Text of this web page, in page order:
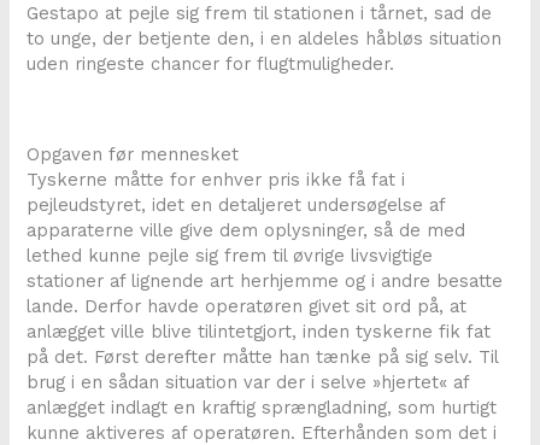
Gestapo at pejle sig frem til stationen i tårnet, sad de
to unge, der betjente den, i en aldeles håbløs situation
uden ringeste chancer for flugtmuligheder.
Opgaven før mennesket
Tyskerne måtte for enhver pris ikke få fat i
pejleudstyret, idet en detaljeret undersøgelse af
apparaterne ville give dem oplysninger, så de med
lethed kunne pejle sig frem til øvrige livsvigtige
stationer af lignende art herhjemme og i andre besatte
lande. Derfor havde operatøren givet sit ord på, at
anlægget ville blive tilintetgjort, inden tyskerne fik fat
på det. Først derefter måtte han tænke på sig selv. Til
brug i en sådan situation var der i selve »hjertet« af
anlægget indlagt en kraftig sprængladning, som hurtigt
kunne aktiveres af operatøren. Efterhånden som det i